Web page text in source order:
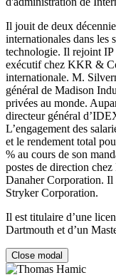
Il jouit de deux
internationales dans les
technologie. Il rejoint IP
exécutif chez KKR &
internationale. M.
général de Madison
privées au monde.
directeur général
L’engagement des
et le rendement total
% au cours de son
postes de direction
Danaher Corporation. Il
Stryker Corporation.
Il est titulaire d’une
Dartmouth et d’un
Close modal